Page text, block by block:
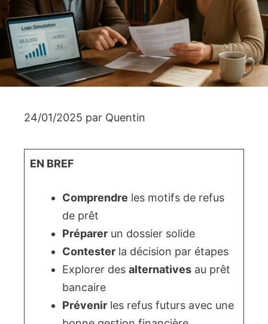
24/01/2025 par Quentin
EN BREF
Comprendre les motifs de refus
de prêt
Préparer un dossier solide
Contester la décision par étapes
Explorer des alternatives au prêt
bancaire
Prévenir les refus futurs avec une